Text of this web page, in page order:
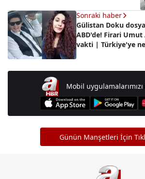
Sonraki haber
Gülistan Doku
ABD'de! Firari
vakti | Türkiye'ye
Mobil
Günün Manşetleri İçin